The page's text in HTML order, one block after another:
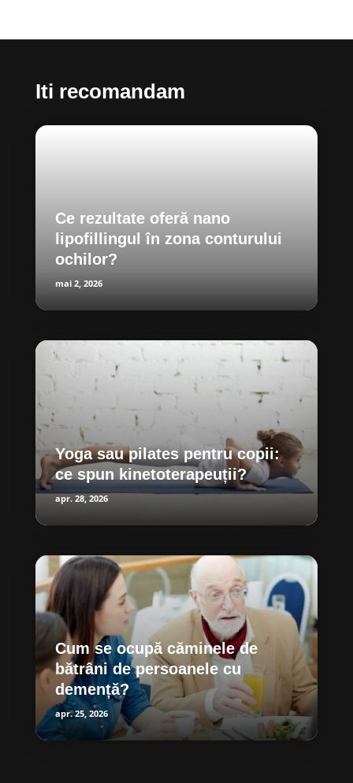
Iti recomandam
Ce rezultate oferă nano
lipofillingul în zona conturului
ochilor?
mai 2, 2026
Yoga sau pilates pentru copii:
ce spun kinetoterapeuții?
apr. 28, 2026
Cum se ocupă căminele de
bătrâni de persoanele cu
demență?
apr. 25, 2026